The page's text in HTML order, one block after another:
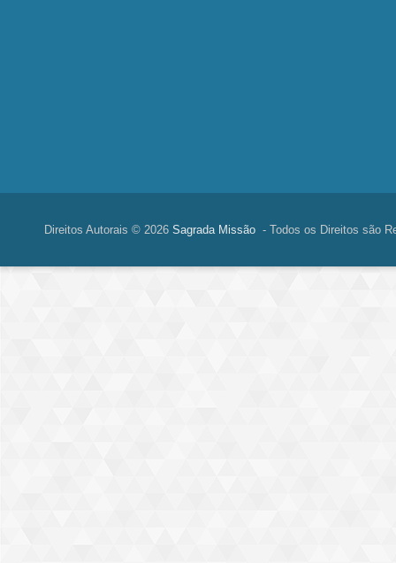
Direitos Autorais © 2026 Sagrada Missão - Todos os Direitos são